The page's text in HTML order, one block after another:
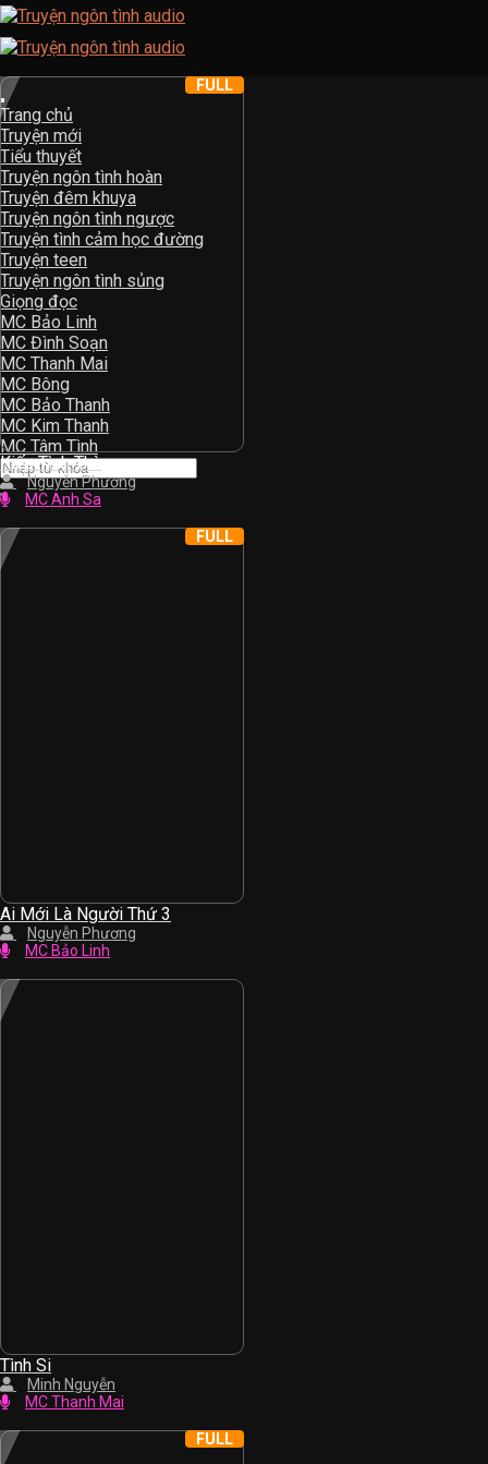
Skip
to
content
Trang chủ
Truyện mới
Tiểu thuyết
Truyện ngôn tình hoàn
Truyện đêm khuya
Truyện ngôn tình ngược
Truyện tình cảm học đường
Truyện teen
Truyện ngôn tình sủng
Giọng đọc
MC Bảo Linh
MC Đình Soạn
MC Thanh Mai
MC Bông
MC Bảo Thanh
MC Kim Thanh
MC Tâm Tình
Kiếp Tình Thù
Nguyễn Phương
MC Anh Sa
FULL
Ai Mới Là Người Thứ 3
Nguyễn Phương
MC Bảo Linh
FULL
Tình Si
Minh Nguyễn
MC Thanh Mai
FULL